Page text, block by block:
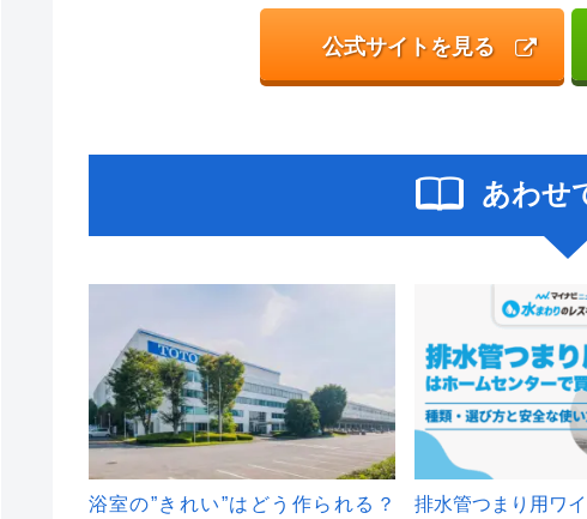
公式サイトを見る
あわせ
浴室の”きれい”はどう作られる？
排水管つまり用ワ